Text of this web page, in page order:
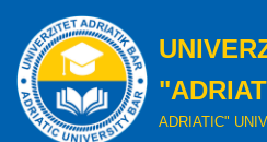
Skip
to
content
ADRIATIC"